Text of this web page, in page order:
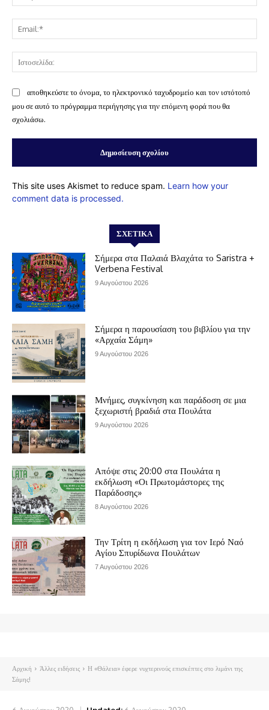
αποθηκεύστε το όνομα, το ηλεκτρονικό ταχυδρομείο και τον ιστότοπό
μου σε αυτό το πρόγραμμα περιήγησης για την επόμενη φορά που θα
σχολιάσω.
This site uses Akismet to reduce spam. Learn how your
comment data is processed.
ΣΧΕΤΙΚΆ
Σήμερα στα Παλαιά Βλαχάτα το Saristra +
Verbena Festival
9 Αυγούστου 2026
Σήμερα η παρουσίαση του βιβλίου για την
«Αρχαία Σάμη»
9 Αυγούστου 2026
Μνήμες, συγκίνηση και παράδοση σε μια
ξεχωριστή βραδιά στα Πουλάτα
9 Αυγούστου 2026
Απόψε στις 20:00 στα Πουλάτα η
εκδήλωση «Οι Πρωτομάστορες της
Παράδοσης»
8 Αυγούστου 2026
Την Τρίτη η εκδήλωση για τον Ιερό Ναό
Αγίου Σπυρίδωνα Πουλάτων
7 Αυγούστου 2026